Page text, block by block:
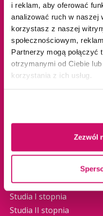
i reklam, aby oferować
analizować ruch w naszej
korzystasz z naszej
społecznościowym,
Partnerzy mogą
otrzymanymi od Ciebie
korzystania z ich usług.
Zezwól
41-300 Dąbrowa
Górnicza
tel.+48 32 295 93 00
email:
info@wsb.edu.pl
NIP: 629-10-88-993
Oferta edukacyjna
Studia I stopnia
Studia II stopnia